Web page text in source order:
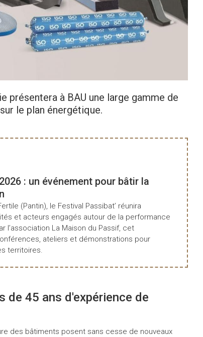
présentera à BAU une large gamme de
le plan énergétique.
: un événement pour bâtir la
(Pantin), le Festival Passibat’ réunira
et acteurs engagés autour de la performance
l’association La Maison du Passif, cet
ateliers et démonstrations pour
territoires.
de 45 ans d'expérience de
des bâtiments posent sans cesse de nouveaux